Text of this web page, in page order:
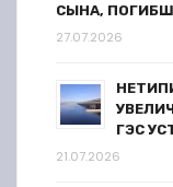
СЫНА,
27.07.2026
ГЭС
21.07.2026